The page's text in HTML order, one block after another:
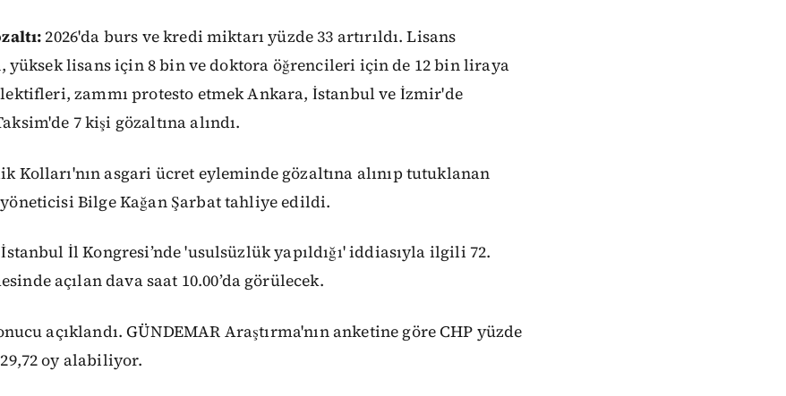
2026'da burs ve kredi miktarı yüzde 33 artırıldı. Lisans
yüksek lisans için 8 bin ve doktora öğrencileri için de 12 bin liraya
zammı protesto etmek Ankara, İstanbul ve İzmir'de
7 kişi gözaltına alındı.
Kolları'nın asgari ücret eyleminde gözaltına alınıp tutuklanan
Bilge Kağan Şarbat tahliye edildi.
İl Kongresi’nde 'usulsüzlük yapıldığı' iddiasıyla ilgili 72.
açılan dava saat 10.00’da görülecek.
açıklandı. GÜNDEMAR Araştırma'nın anketine göre CHP yüzde
oy alabiliyor.